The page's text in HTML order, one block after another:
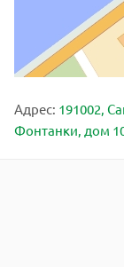
Адрес: 191002,
Фонтанки, дом